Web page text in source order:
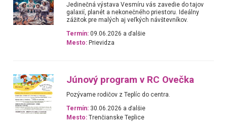
Jedinečná výstava Vesmíru vás zavedie do tajov
galaxií, planét a nekonečného priestoru. Ideálny
zážitok pre malých aj veľkých návštevníkov.
Termín: 09.06.2026 a ďalšie
Mesto: Prievidza
Júnový program v RC Ovečka
Pozývame rodičov z Teplíc do centra.
Termín: 30.06.2026 a ďalšie
Mesto: Trenčianske Teplice